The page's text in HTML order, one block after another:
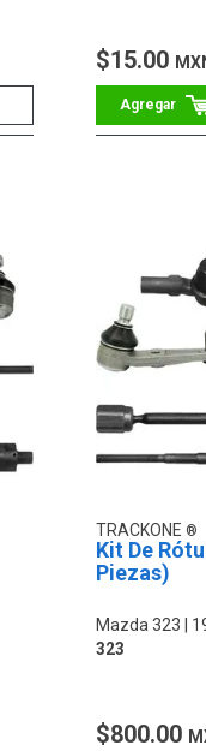
$15.00
TRACKONE
Kit De
Piezas)
Mazda 323
323
$800.00